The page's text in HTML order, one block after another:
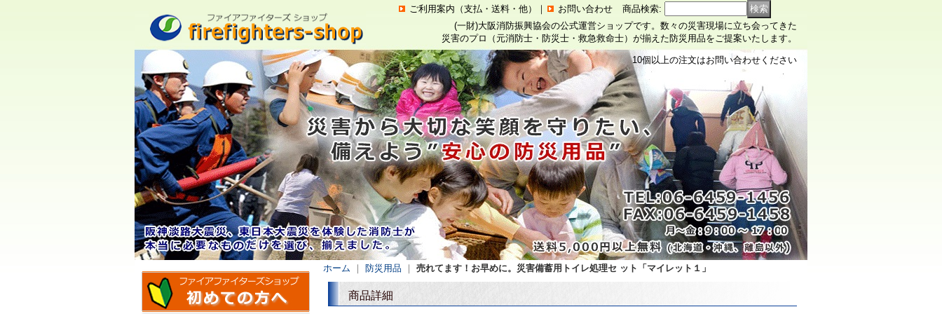
(一財)大阪消防振興協会の公式運営ショップです。数々の災害現場に立ち会ってきた
災害のプロ（元消防士・防災士・救急救命士）が揃えた防災用品をご提案いたします。
10個以上の注文はお問い合わせください
ご利用案内（支払・送料・他） ｜ お問い合わせ 商品検索:
ホーム ｜ 防災用品 ｜ 売れてます！お早めに。災害備蓄用トイレ処理セ ット「マイレット１」
商品詳細